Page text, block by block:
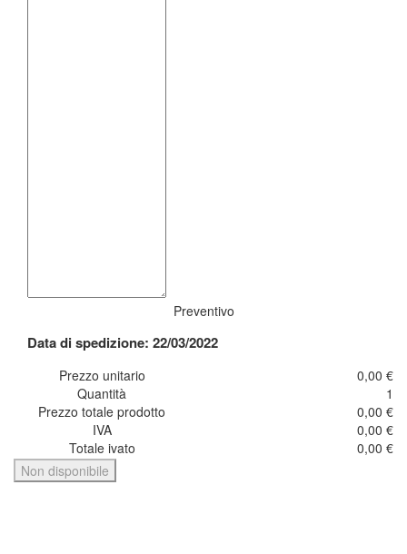
Preventivo
Data di spedizione: 22/03/2022
Prezzo unitario
0,00 €
Quantità
1
Prezzo totale prodotto
0,00 €
IVA
0,00 €
Totale ivato
0,00 €
Non disponibile